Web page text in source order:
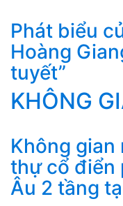
Phát biểu
Hoàng
tuyết”
KHÔNG
Không gian
thự cổ điển
Âu 2 tầng